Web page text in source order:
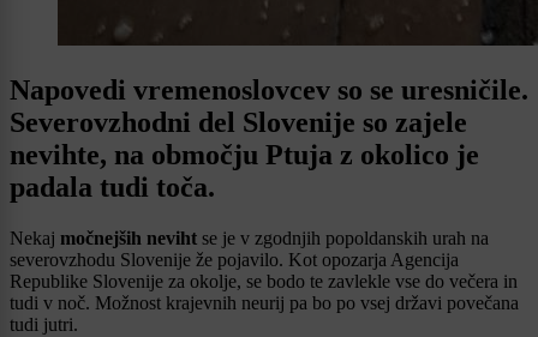
Napovedi vremenoslovcev so se uresničile.
Severovzhodni del Slovenije so zajele
nevihte, na območju Ptuja z okolico je
padala tudi toča.
Nekaj močnejših neviht se je v zgodnjih popoldanskih urah na
severovzhodu Slovenije že pojavilo. Kot opozarja Agencija
Republike Slovenije za okolje, se bodo te zavlekle vse do večera in
tudi v noč. Možnost krajevnih neurij pa bo po vsej državi povečana
tudi jutri.